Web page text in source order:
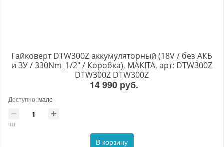
Гайковерт DTW300Z аккумуляторный (18V / без АКБ
и ЗУ / 330Nm_1/2" / Коробка), MAKITA, арт: DTW300Z
DTW300Z DTW300Z
14 990 руб.
Доступно:мало
шт
В корзину